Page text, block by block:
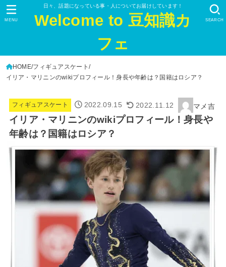
日々、話題になっている事・人についてお届けしています！
Welcome to 豆知識カ
フェ
SEARCH
MENU
HOME フィギュアスケート
イリア・マリニンのwikiプロフィール！身長や年齢は？国籍はロシア？
フィギュアスケート 2022.09.15 2022.11.12 マメ吉
イリア・マリニンのwikiプロフィール！身長や
年齢は？国籍はロシア？